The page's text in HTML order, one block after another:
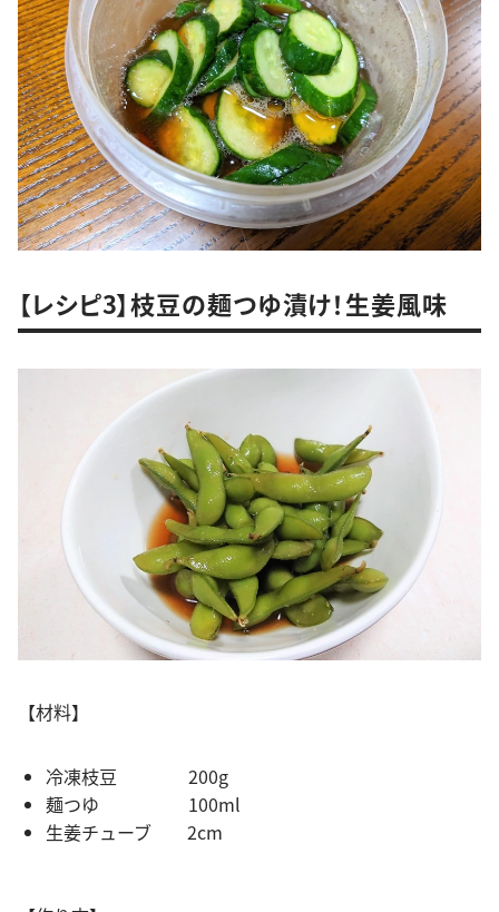
【レシピ3】枝豆の麺つゆ漬け！生姜風味
【材料】
冷凍枝豆 200g
麺つゆ 100ml
生姜チューブ 2cm